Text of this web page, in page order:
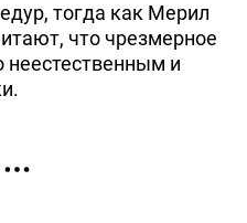
тогда как Мерил
что чрезмерное
и